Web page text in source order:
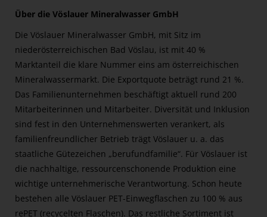
Über die Vöslauer Mineralwasser GmbH
Die Vöslauer Mineralwasser GmbH, mit Sitz im
niederösterreichischen Bad Vöslau, ist mit 40 %
Marktanteil die klare Nummer eins am österreichischen
Mineralwassermarkt. Die Exportquote beträgt rund 21 %.
Das Familienunternehmen beschäftigt aktuell rund 200
Mitarbeiterinnen und Mitarbeiter. Diversität und Inklusion
sind fest in den Unternehmenswerten verankert, als
familienfreundlicher Betrieb trägt Vöslauer u. a. das
staatliche Gütezeichen „berufundfamilie“. Für Vöslauer ist
die nachhaltige, ressourcenschonende Produktion eine
wichtige unternehmerische Verantwortung. Schon heute
bestehen alle Vöslauer PET-Einwegflaschen zu 100 % aus
rePET (recycelten Flaschen). Das restliche Sortiment ist